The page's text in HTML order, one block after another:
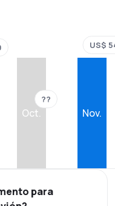
Oct.
??
Nov.
US$
para